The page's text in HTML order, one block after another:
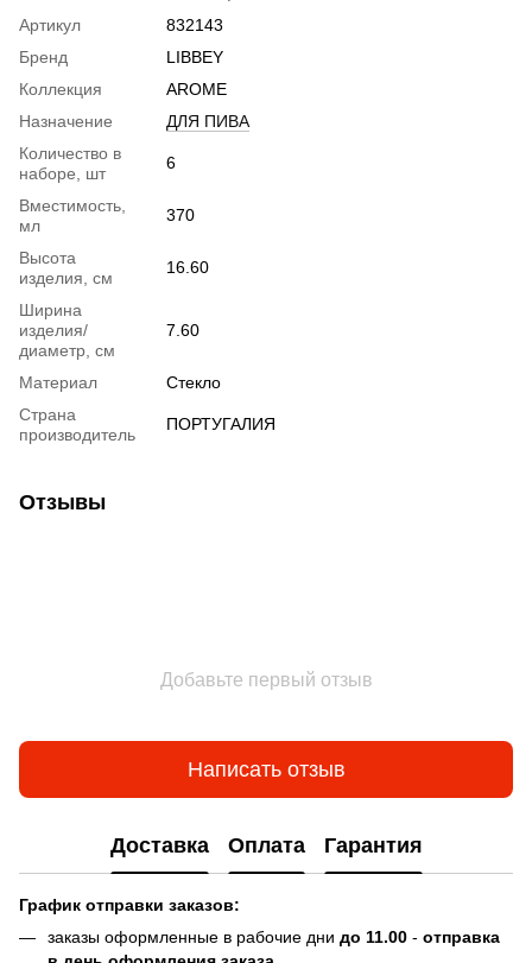
Артикул
832143
Бренд
LIBBEY
Коллекция
AROME
Назначение
ДЛЯ ПИВА
Количество в
наборе, шт
6
Вместимость,
мл
370
Высота
изделия, см
16.60
Ширина
изделия/
диаметр, см
7.60
Материал
Стекло
Страна
производитель
ПОРТУГАЛИЯ
Отзывы
Добавьте первый отзыв
Написать отзыв
Доставка Оплата Гарантия
График отправки заказов:
заказы оформленные в рабочие дни до 11.00 - отправка